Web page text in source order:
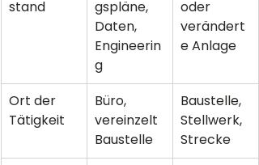
stand
gspläne,
Daten,
Engineerin
g
oder
verändert
e Anlage
Ort der
Tätigkeit
Büro,
vereinzelt
Baustelle
Baustelle,
Stellwerk,
Strecke